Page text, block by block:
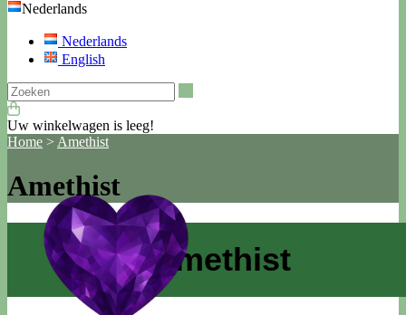
Nederlands
Nederlands
English
Uw winkelwagen is leeg!
Home > Amethist
Amethist
Amethist